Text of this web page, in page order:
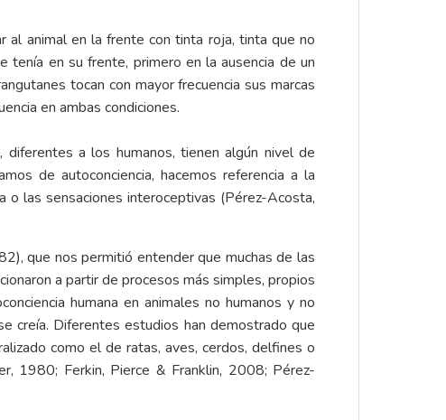
al animal en la frente con tinta roja, tinta que no
tenía en su frente, primero en la ausencia de un
tocan con mayor frecuencia sus marcas
en ambas condiciones.
a los humanos, tienen algún nivel de
de autoconciencia, hacemos referencia a la
o las sensaciones interoceptivas (Pérez-Acosta,
que nos permitió entender que muchas de las
a partir de procesos más simples, propios
humana en animales no humanos y no
creía. Diferentes estudios han demostrado que
como el de ratas, aves, cerdos, delfines o
1980; Ferkin, Pierce & Franklin, 2008; Pérez-